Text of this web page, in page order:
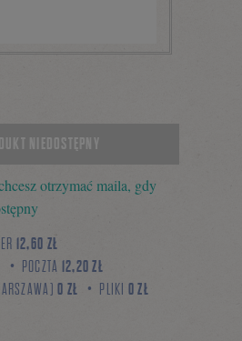
NIEDOSTĘPNY
otrzymać maila, gdy
12,60 ZŁ
POCZTA 12,20 ZŁ
0 ZŁ PLIKI 0 ZŁ